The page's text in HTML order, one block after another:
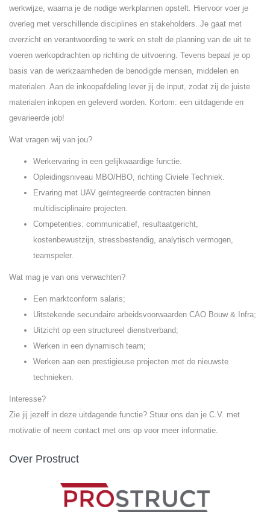
werkwijze, waarna je de nodige werkplannen opstelt. Hiervoor voer je
overleg met verschillende disciplines en stakeholders. Je gaat met
overzicht en verantwoording te werk en stelt de planning van de uit te
voeren werkopdrachten op richting de uitvoering. Tevens bepaal je op
basis van de werkzaamheden de benodigde mensen, middelen en
materialen. Aan de inkoopafdeling lever jij de input, zodat zij de juiste
materialen inkopen en geleverd worden. Kortom: een uitdagende en
gevarieerde job!
Wat vragen wij van jou?
Werkervaring in een gelijkwaardige functie.
Opleidingsniveau MBO/HBO, richting Civiele Techniek.
Ervaring met UAV geïntegreerde contracten binnen
multidisciplinaire projecten.
Competenties: communicatief, resultaatgericht,
kostenbewustzijn, stressbestendig, analytisch vermogen,
teamspeler.
Wat mag je van ons verwachten?
Een marktconform salaris;
Uitstekende secundaire arbeidsvoorwaarden CAO Bouw & Infra;
Uitzicht op een structureel dienstverband;
Werken in een dynamisch team;
Werken aan een prestigieuse projecten met de nieuwste
technieken.
Interesse?
Zie jij jezelf in deze uitdagende functie? Stuur ons dan je C.V. met
motivatie of neem contact met ons op voor meer informatie.
Over Prostruct